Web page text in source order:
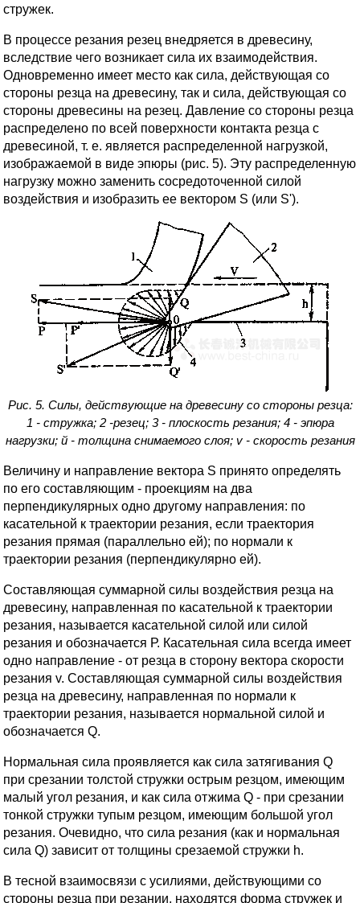
стружек.
В процессе резания резец внедряется в древесину,
вследствие чего возникает сила их взаимодействия.
Одновременно имеет место как сила, действующая со
стороны резца на древесину, так и сила, действующая со
стороны древесины на резец. Давление со стороны резца
распределено по всей поверхности контакта резца с
древесиной, т. е. является распределенной нагрузкой,
изображаемой в виде эпюры (рис. 5). Эту распределенную
нагрузку можно заменить сосредоточенной силой
воздействия и изобразить ее вектором S (или S').
Рис. 5. Силы, действующие на древесину со стороны резца:
1 - стружка; 2 -резец; 3 - плоскость резания; 4 - эпюра
нагрузки; й - толщина снимаемого слоя; v - скорость резания
Величину и направление вектора S принято определять
по его составляющим - проекциям на два
перпендикулярных одно другому направления: по
касательной к траектории резания, если траектория
резания прямая (параллельно ей); по нормали к
траектории резания (перпендикулярно ей).
Составляющая суммарной силы воздействия резца на
древесину, направленная по касательной к траектории
резания, называется касательной силой или силой
резания и обозначается Р. Касательная сила всегда имеет
одно направление - от резца в сторону вектора скорости
резания v. Составляющая суммарной силы воздействия
резца на древесину, направленная по нормали к
траектории резания, называется нормальной силой и
обозначается Q.
Нормальная сила проявляется как сила затягивания Q
при срезании толстой стружки острым резцом, имеющим
малый угол резания, и как сила отжима Q - при срезании
тонкой стружки тупым резцом, имеющим большой угол
резания. Очевидно, что сила резания (как и нормальная
сила Q) зависит от толщины срезаемой стружки h.
В тесной взаимосвязи с усилиями, действующими со
стороны резца при резании, находятся форма стружек и